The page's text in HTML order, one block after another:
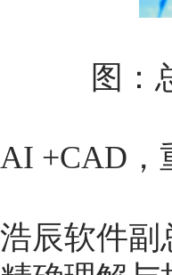
图：
AI +CAD，
浩辰软件副